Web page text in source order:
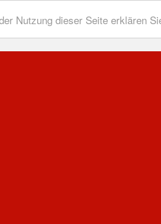
Nutzung dieser Seite erklären